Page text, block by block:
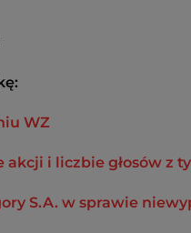
WZ
i liczbie głosów z
S.A. w sprawie